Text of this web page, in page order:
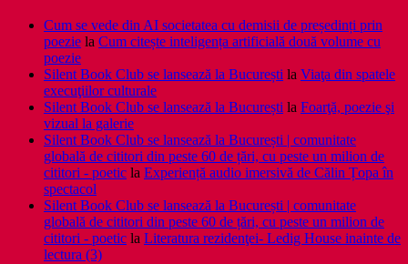
Cum se vede din AI societatea cu demisii de președinți prin
poezie la Cum citește inteligența artificială două volume cu
poezie
Silent Book Club se lansează la București la Viaţa din spatele
execuţiilor culturale
Silent Book Club se lansează la București la Foarţă, poezie şi
vizual la galerie
Silent Book Club se lansează la București | comunitate
globală de cititori din peste 60 de țări, cu peste un milion de
cititori - poetic la Experiență audio imersivă de Călin Țopa în
spectacol
Silent Book Club se lansează la București | comunitate
globală de cititori din peste 60 de țări, cu peste un milion de
cititori - poetic la Literatura rezidenţei- Ledig House inainte de
lectura (3)